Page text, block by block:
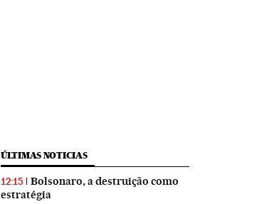
ÚLTIMAS NOTICIAS
12:15
Bolsonaro, a destruição como
estratégia